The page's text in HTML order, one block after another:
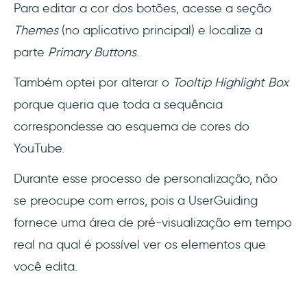
Para editar a cor dos botões, acesse a seção
Themes (no aplicativo principal) e localize a
parte Primary Buttons.
Também optei por alterar o Tooltip Highlight Box
porque queria que toda a sequência
correspondesse ao esquema de cores do
YouTube.
Durante esse processo de personalização, não
se preocupe com erros, pois a UserGuiding
fornece uma área de pré-visualização em tempo
real na qual é possível ver os elementos que
você edita.